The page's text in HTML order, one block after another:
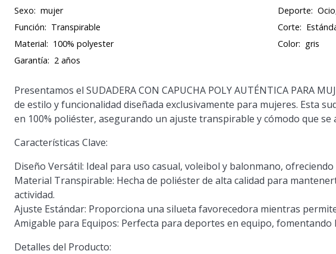
Sexo: mujer Deporte:
Función: Transpirable Corte:
Material: 100% polyester Color: gris
Garantía: 2 años
Presentamos el SUDADERA CON CAPUCHA POLY AUTÉNTICA PARA
de estilo y funcionalidad diseñada exclusivamente para mujeres. Esta
en 100% poliéster, asegurando un ajuste transpirable y cómodo que se
Características Clave:
Diseño Versátil: Ideal para uso casual, voleibol y balonmano,
Material Transpirable: Hecha de poliéster de alta calidad para
actividad.
Ajuste Estándar: Proporciona una silueta favorecedora mientras
Amigable para Equipos: Perfecta para deportes en equipo, fomentando
Detalles del Producto: